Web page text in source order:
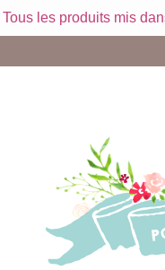
Tous les produits mis